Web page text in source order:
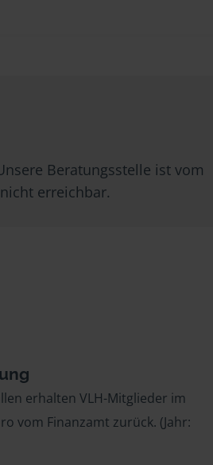
Beratungsstelle ist vom
erreichbar.
erhalten VLH-Mitglieder im
vom Finanzamt zurück. (Jahr: